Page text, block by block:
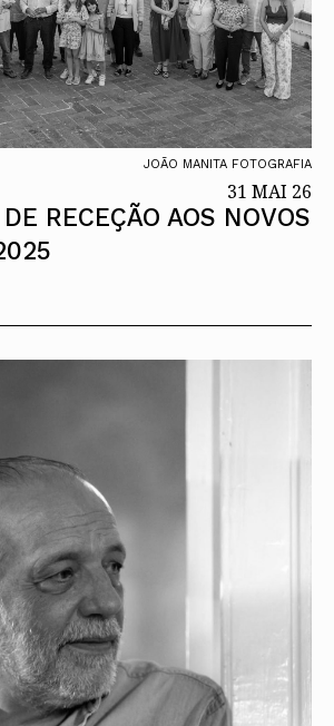
JOÃO MANITA FOTOGRAFIA
31 MAI 26
RECEÇÃO AOS NOVOS